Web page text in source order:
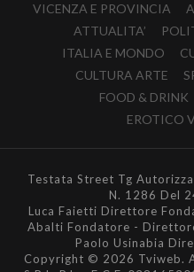
VICENZA E PROVINCIA
ATTUALITA’
ITALIA E MONDO
CULTURA ARTE
FOOD & DRINK
EROTICO
Testata Street Tg
N. 1286 Del
Luca Faietti Direttore
Abalti Fondatore -
Paolo Usinabia
Copyright © 2026 Tviweb.